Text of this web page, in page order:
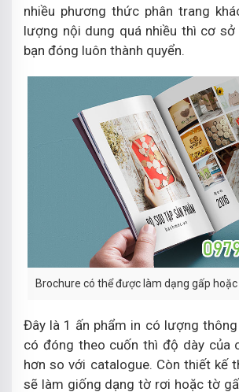
nhiều phương thức phân trang
lượng nội dung quá nhiều thì cơ
bạn đóng luôn thành quyển.
Brochure có thể được làm dạng gấp
Đây là 1 ấn phẩm in có lượng
có đóng theo cuốn thì độ dày của
hơn so với catalogue. Còn thiết kế
sẽ làm giống dạng tờ rơi hoặc tờ